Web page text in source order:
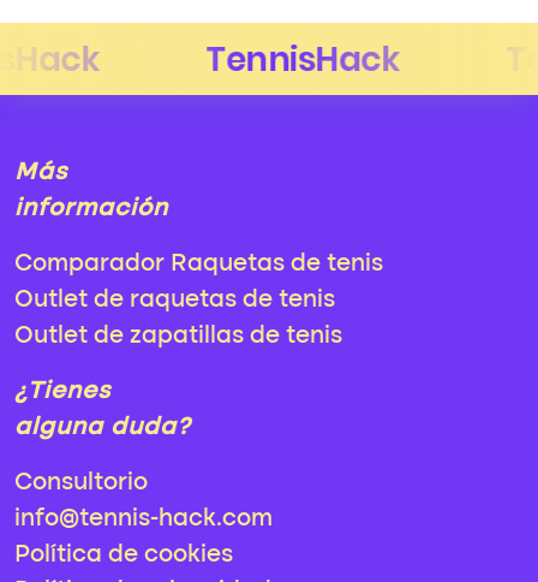
Más
información
Comparador Raquetas de tenis
Outlet de raquetas de tenis
Outlet de zapatillas de tenis
¿Tienes
alguna duda?
Consultorio
info@tennis-hack.com
Política de cookies